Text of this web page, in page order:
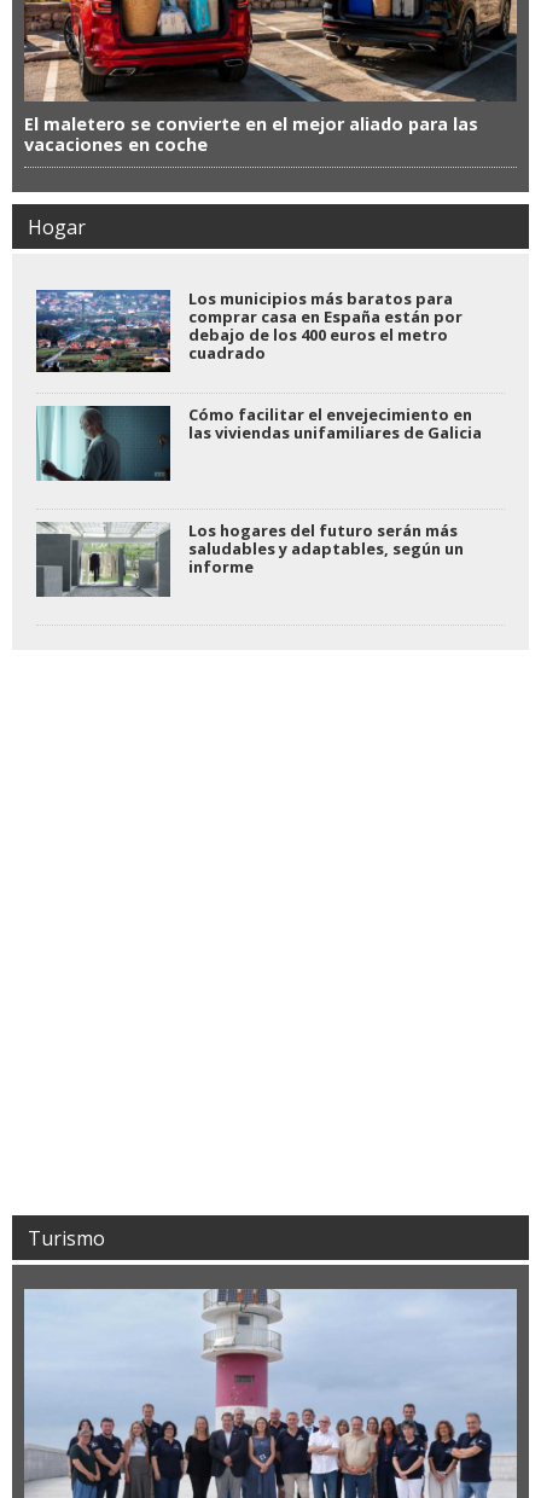
El maletero se convierte en el mejor aliado para las
vacaciones en coche
Hogar
Los municipios más baratos para
comprar casa en España están por
debajo de los 400 euros el metro
cuadrado
Cómo facilitar el envejecimiento en
las viviendas unifamiliares de Galicia
Los hogares del futuro serán más
saludables y adaptables, según un
informe
Turismo